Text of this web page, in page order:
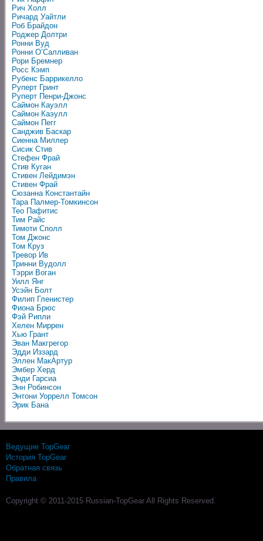
Рич Холл
Ричард Уайтли
Роб Брайдон
Роджер Долтри
Ронни Вуд
Ронни О’Салливан
Рори Бремнер
Росс Кэмп
Рубенс Баррикелло
Руперт Гринт
Руперт Пенри-Джонс
Саймон Кауэлл
Саймон Каэулл
Саймон Пегг
Санджив Баскар
Сиенна Миллер
Сисик Стив
Стефен Фрай
Стив Куган
Стивен Лейдимэн
Стивен Фрай
Сюзанна Константайн
Тара Палмер-Томкинсон
Тео Пафитис
Тим Райс
Тимоти Сполл
Том Джонс
Том Круз
Тревор Ив
Тринни Вудолл
Тэрри Воган
Уилл Янг
Усэйн Болт
Филип Гленистер
Фиона Брюс
Фэй Рипли
Хелен Миррен
Хью Грант
Эван Макгрегор
Эдди Иззард
Эллен МакАртур
Эмбер Херд
Энди Гарсиа
Энн Робинсон
Энтони Уоррелл Томсон
Эрик Бана
Ведущие TopGear
История TopGear
Обратная связь
Правила
Copyright © 2011-2015 Russian-TopGear All Rights Reserved.